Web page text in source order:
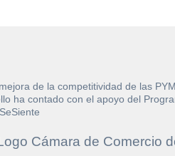
de la competitividad de las
contado con el apoyo del